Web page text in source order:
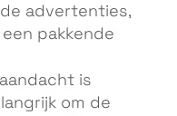
advertenties,
pakkende
is
om de